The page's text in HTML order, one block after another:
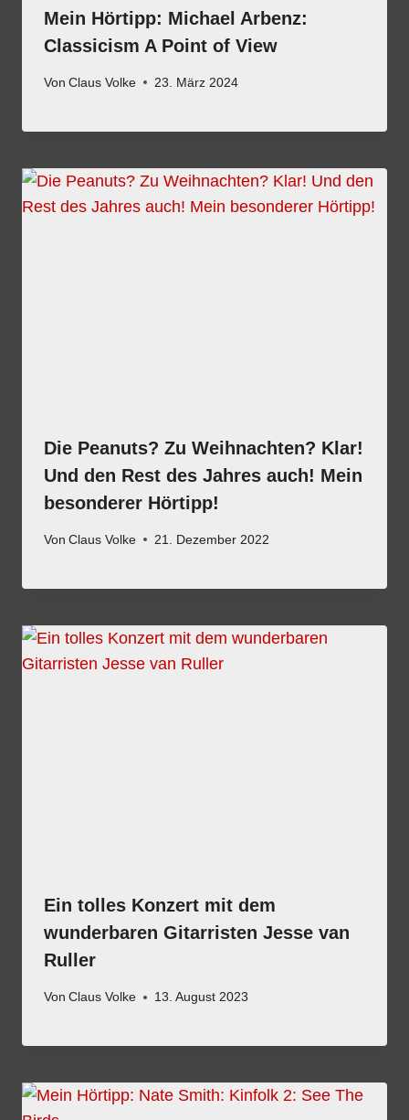
Mein Hörtipp: Michael Arbenz:
Classicism A Point of View
Von Claus Volke 23. März 2024
Die Peanuts? Zu Weihnachten? Klar!
Und den Rest des Jahres auch! Mein
besonderer Hörtipp!
Von Claus Volke 21. Dezember 2022
Ein tolles Konzert mit dem
wunderbaren Gitarristen Jesse van
Ruller
Von Claus Volke 13. August 2023